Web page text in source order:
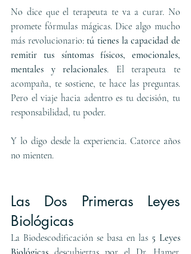
No dice que el terapeuta te va a curar. No
promete fórmulas mágicas. Dice algo mucho
más revolucionario: tú tienes la capacidad de
remitir tus síntomas físicos, emocionales,
mentales y relacionales. El terapeuta te
acompaña, te sostiene, te hace las preguntas.
Pero el viaje hacia adentro es tu decisión, tu
responsabilidad, tu poder.
Y lo digo desde la experiencia. Catorce años
no mienten.
Las Dos Primeras Leyes
Biológicas
La Biodescodificación se basa en las 5 Leyes